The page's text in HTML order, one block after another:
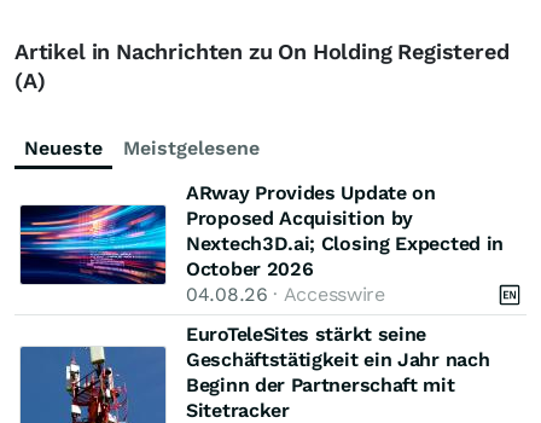
Artikel in Nachrichten zu On Holding Registered
(A)
Neueste
Meistgelesene
ARway Provides Update on
Proposed Acquisition by
Nextech3D.ai; Closing Expected in
October 2026
04.08.26 · Accesswire
EuroTeleSites stärkt seine
Geschäftstätigkeit ein Jahr nach
Beginn der Partnerschaft mit
Sitetracker